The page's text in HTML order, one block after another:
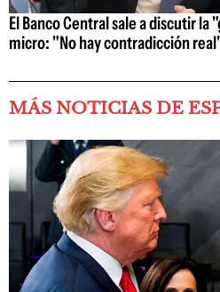
El Banco Central sale a discutir
micro: "No hay contradicción
MÁS NOTICIAS DE